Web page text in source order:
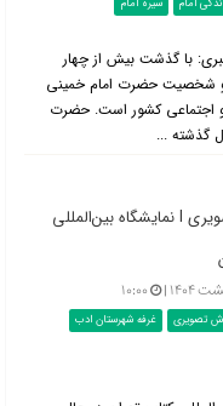
امام سیره امام
با گذشت بیش از چهار
و شخصیت حضرت امام خمینی
اجتماعی کشور است. حضرت
گذشته ...
گزارش تصویری l نمایشگاه بین‌المللی
۱۰:۰۰
تصویری
غرفه شهرستان ادب